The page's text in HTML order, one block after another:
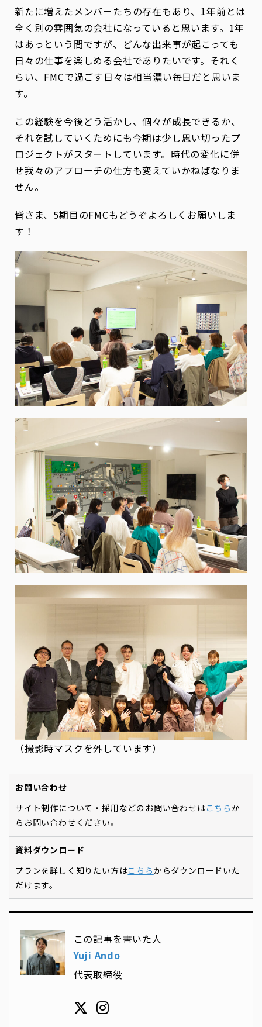
新たに増えたメンバーたちの存在もあり、1年前とは
全く別の雰囲気の会社になっていると思います。1年
はあっという間ですが、どんな出来事が起こっても
日々の仕事を楽しめる会社でありたいです。それく
らい、FMCで過ごす日々は相当濃い毎日だと思いま
す。
この経験を今後どう活かし、個々が成長できるか、
それを試していくためにも今期は少し思い切ったプ
ロジェクトがスタートしています。時代の変化に併
せ我々のアプローチの仕方も変えていかねばなりま
せん。
皆さま、5期目のFMCもどうぞよろしくお願いしま
す！
（撮影時マスクを外しています）
お問い合わせ
サイト制作について・採用などのお問い合わせはこちらか
らお問い合わせください。
資料ダウンロード
プランを詳しく知りたい方はこちらからダウンロードいた
だけます。
この記事を書いた人
Yuji Ando
代表取締役